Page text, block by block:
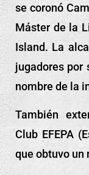
se coronó
Máster de la
Island. La
jugadores por
nombre de la
También
Club EFEPA
que obtuvo un